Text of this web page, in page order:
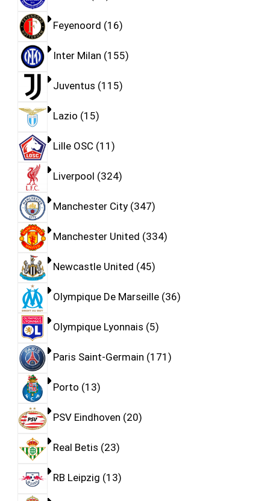
Feyenoord 16
Inter Milan 155
Juventus 115
Lazio 15
Lille OSC 11
Liverpool 324
Manchester City 347
Manchester United 334
Newcastle United 45
Olympique De Marseille 36
Olympique Lyonnais 5
Paris Saint-Germain 171
Porto 13
PSV Eindhoven 20
Real Betis 23
RB Leipzig 13